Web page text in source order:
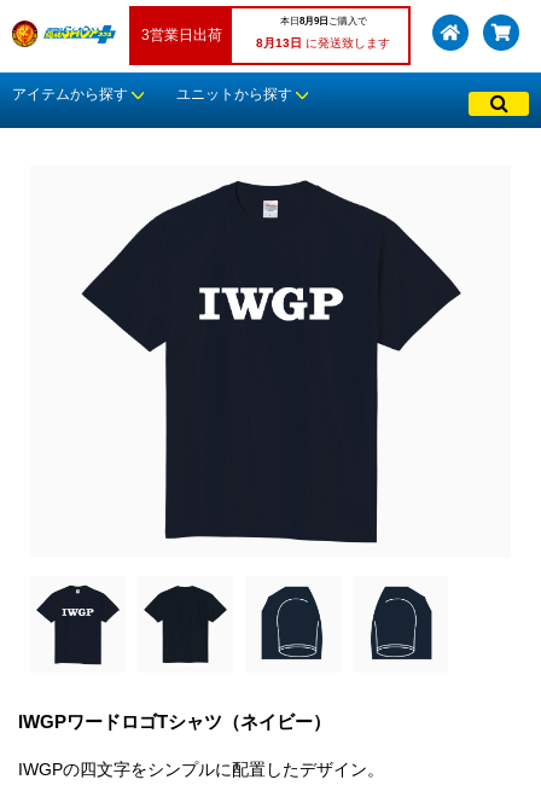
3営業日出荷
本日 8月9日 ご購入で
8月13日 に発送致します
アイテムから探す ユニットから探す
IWGPワードロゴTシャツ（ネイビー）
IWGPの四文字をシンプルに配置したデザイン。